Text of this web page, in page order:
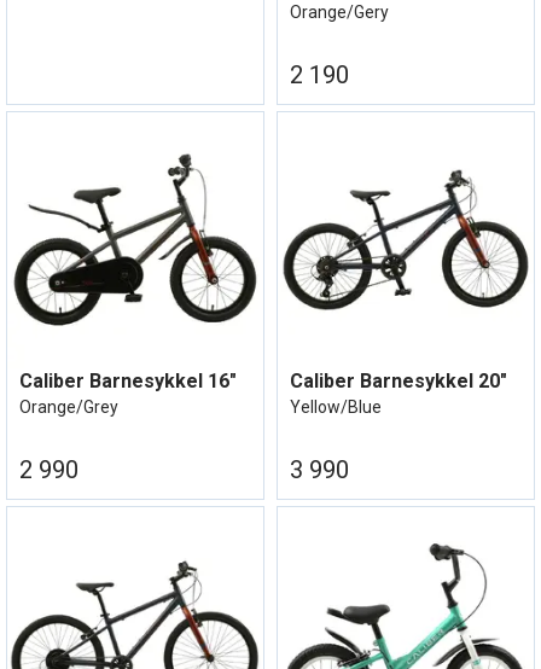
og justere pedaler/sadel, fylle luft i hjul.
Orange/Gery
2 190
Caliber Barnesykkel 16"
Orange/Grey
2 990
Caliber Barnesykkel 20"
Yellow/Blue
3 990